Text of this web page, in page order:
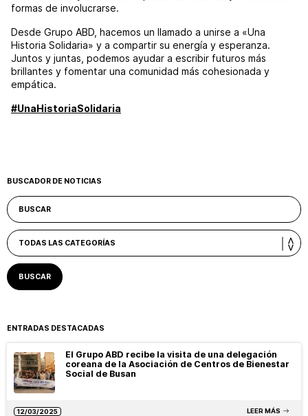
formas de involucrarse.
Desde Grupo ABD, hacemos un llamado a unirse a «Una
Historia Solidaria» y a compartir su energía y esperanza.
Juntos y juntas, podemos ayudar a escribir futuros más
brillantes y fomentar una comunidad más cohesionada y
empática.
#UnaHistoriaSolidaria
BUSCADOR DE NOTICIAS
ENTRADAS DESTACADAS
El Grupo ABD recibe la visita de una delegación
coreana de la Asociación de Centros de Bienestar
Social de Busan
12/03/2025 LEER MÁS